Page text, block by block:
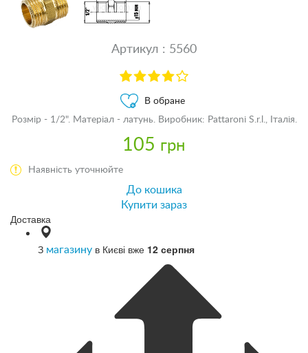
Артикул : 5560
В обране
Розмір - 1/2". Матеріал - латунь. Виробник: Pattaroni S.r.l., Італія.
105 грн
Наявність уточнюйте
До кошика
Купити зараз
Доставка
З магазину в Києві вже 12 серпня